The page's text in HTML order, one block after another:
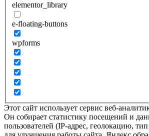
elementor_library
e-floating-buttons
wpforms
Этот сайт использует сервис веб-
Он собирает статистику посещений и
пользователей (IP-адрес, геолокацию, тип